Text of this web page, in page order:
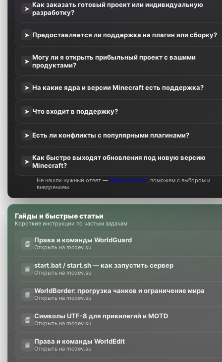
➤ Как заказать готовый проект или индивидуальную
разработку?
➤ Предоставляется ли поддержка на плагин или сборку?
➤ Могу ли я открыть прибыльный проект с вашими
продуктами?
➤ На какие ядра и версии Minecraft есть поддержка?
➤ Что входит в поддержку?
➤ Есть ли конфликты с популярными плагинами?
➤ Как быстро выходят обновления под новую версию
Minecraft?
Не нашли нужный ответ —напишите нам, поможем с выбором и
внедрением.
Гайды и быстрые статьи
Короткие инструкции по частым задачам
📘 Права и команды WorldGuard
Открыть на mcdev.su
📘 start.bat / start.sh — как запустить сервер
Открыть на mcdev.su
📘 WorldBorder: прогрузка чанков и ограничение мира
Открыть на mcdev.su
📘 Символы UTF-8 для привилегий и MOTD
Открыть на mcdev.su
📘 Права и команды WorldEdit
Открыть на mcdev.su